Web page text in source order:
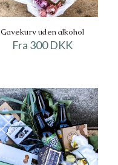
Gavekurv uden alkohol
Fra 300 DKK